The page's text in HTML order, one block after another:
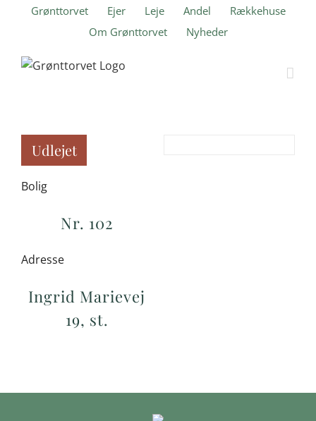
Grønttorvet Ejer Leje Andel
Rækkehuse
Om Grønttorvet
Nyheder
Udlejet
Bolig
Nr. 102
Adresse
Ingrid Marievej
19, st.